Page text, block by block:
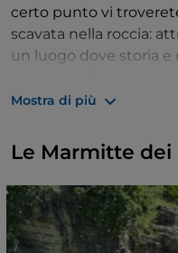
certo punto vi
scavata nella roccia:
un luogo dove storia e
Soffermatevi sui
raccontano più di una
scorgere il volo dei
dove l'aquila reale
planare lungo i
Mostra di più
Le Marmitte dei